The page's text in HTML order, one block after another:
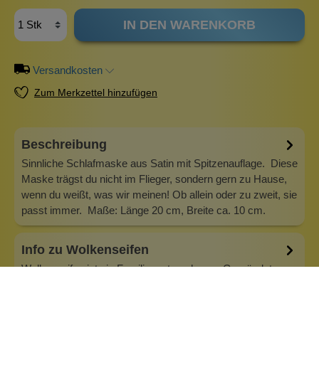
IN DEN WARENKORB
Versandkosten
Zum Merkzettel hinzufügen
Beschreibung
Sinnliche Schlafmaske aus Satin mit Spitzenauflage. Diese
Maske trägst du nicht im Flieger, sondern gern zu Hause,
wenn du weißt, was wir meinen! Ob allein oder zu zweit, sie
passt immer. Maße: Länge 20 cm, Breite ca. 10 cm.
Info zu Wolkenseifen
Wolkenseifen ist ein Familienunternehmen. Gegründet